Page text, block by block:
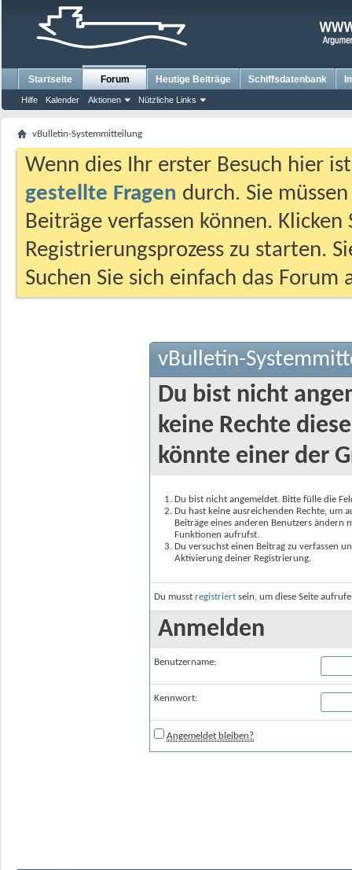
Startseite Forum
Hilfe Kalender Aktionen Nützliche Links
Heutige Beiträge Schiffsdatenbank
vBulletin-Systemmitteilung
Wenn dies Ihr erster Besuch hier
gestellte Fragen durch. Sie
Beiträge verfassen können.
Registrierungsprozess zu starten.
Suchen Sie sich einfach das
vBulletin-
Du bist nicht
keine Rechte
könnte einer der
Du bist nicht angemeldet. Bitte fülle die
Du hast keine ausreichenden Rechte, um
Beiträge eines anderen Benutzers
Funktionen aufrufst.
Du versuchst einen Beitrag zu verfassen
Aktivierung deiner Registrierung.
Du musst registriert sein, um diese Seite
Anmelden
Benutzername:
Kennwort:
Angemeldet bleiben?